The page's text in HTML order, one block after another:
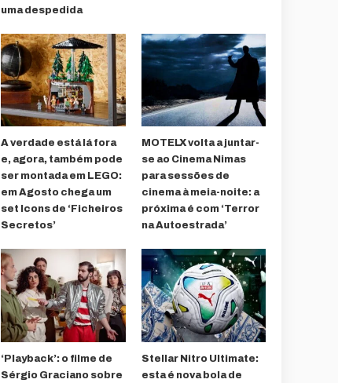
uma despedida
A verdade está lá fora
e, agora, também pode
ser montada em LEGO:
em Agosto chega um
set Icons de ‘Ficheiros
Secretos’
MOTELX volta a juntar-
se ao Cinema Nimas
para sessões de
cinema à meia-noite: a
próxima é com ‘Terror
na Autoestrada’
‘Playback’: o filme de
Sérgio Graciano sobre
Stellar Nitro Ultimate:
esta é nova bola de